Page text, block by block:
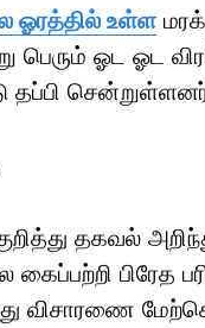
ஓரத்தில் உள்ள
பெரும் ஓட ஓட
தப்பி
தகவல்
கைப்பற்றி பிரேத
விசாரணை